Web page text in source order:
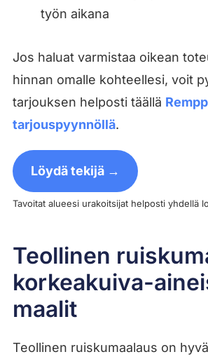
työn aikana
Jos haluat varmistaa oikean
hinnan omalle kohteellesi, voit
tarjouksen helposti täällä
tarjouspyynnöllä.
Löydä tekijä →
Tavoitat alueesi urakoitsijat helposti yhdellä
Teollinen
korkeakuiva-
maalit
Teollinen ruiskumaalaus on